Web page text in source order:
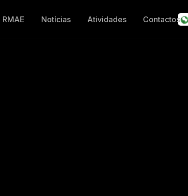
RMAE Notícias Atividades Contactos